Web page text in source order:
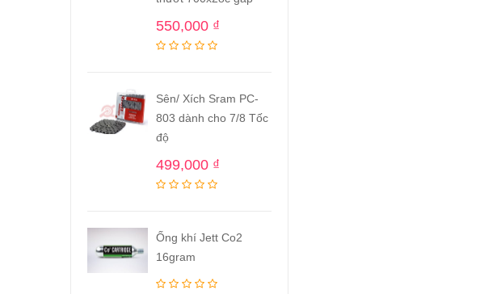
550,000 ₫
Sên/ Xích Sram PC-
803 dành cho 7/8 Tốc
độ
499,000 ₫
Ống khí Jett Co2
16gram